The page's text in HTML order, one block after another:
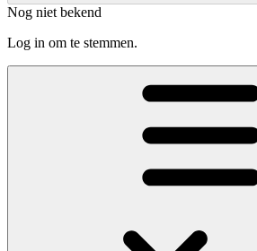
Nog niet bekend
Log in om te stemmen.